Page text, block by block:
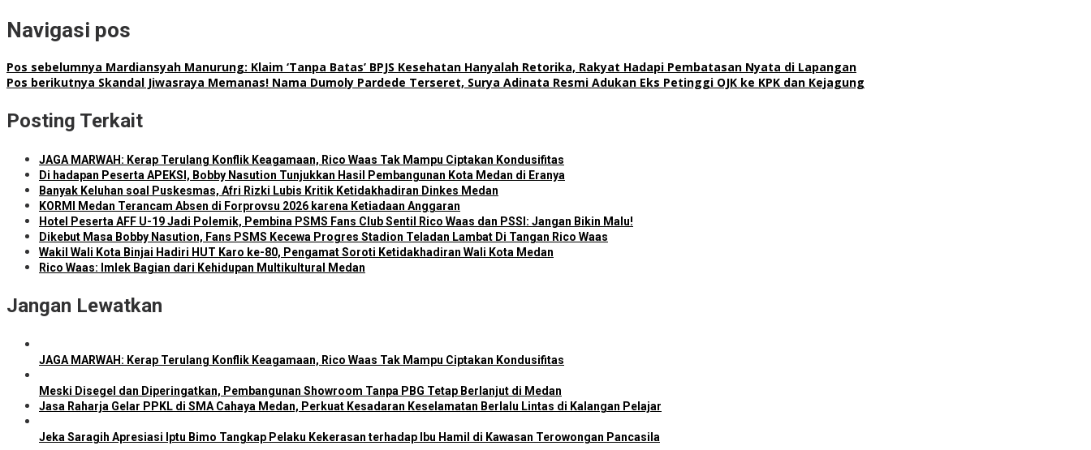
Navigasi pos
Pos sebelumnya Mardiansyah Manurung: Klaim ‘Tanpa Batas’ BPJS Kesehatan Hanyalah Retorika, Rakyat Hadapi Pembatasan Nyata di Lapangan
Pos berikutnya Skandal Jiwasraya Memanas! Nama Dumoly Pardede Terseret, Surya Adinata Resmi Adukan Eks Petinggi OJK ke KPK dan Kejagung
Posting Terkait
JAGA MARWAH: Kerap Terulang Konflik Keagamaan, Rico Waas Tak Mampu Ciptakan Kondusifitas
Di hadapan Peserta APEKSI, Bobby Nasution Tunjukkan Hasil Pembangunan Kota Medan di Eranya
Banyak Keluhan soal Puskesmas, Afri Rizki Lubis Kritik Ketidakhadiran Dinkes Medan
KORMI Medan Terancam Absen di Forprovsu 2026 karena Ketiadaan Anggaran
Hotel Peserta AFF U-19 Jadi Polemik, Pembina PSMS Fans Club Sentil Rico Waas dan PSSI: Jangan Bikin Malu!
Dikebut Masa Bobby Nasution, Fans PSMS Kecewa Progres Stadion Teladan Lambat Di Tangan Rico Waas
Wakil Wali Kota Binjai Hadiri HUT Karo ke-80, Pengamat Soroti Ketidakhadiran Wali Kota Medan
Rico Waas: Imlek Bagian dari Kehidupan Multikultural Medan
Jangan Lewatkan
JAGA MARWAH: Kerap Terulang Konflik Keagamaan, Rico Waas Tak Mampu Ciptakan Kondusifitas
Meski Disegel dan Diperingatkan, Pembangunan Showroom Tanpa PBG Tetap Berlanjut di Medan
Jasa Raharja Gelar PPKL di SMA Cahaya Medan, Perkuat Kesadaran Keselamatan Berlalu Lintas di Kalangan Pelajar
Jeka Saragih Apresiasi Iptu Bimo Tangkap Pelaku Kekerasan terhadap Ibu Hamil di Kawasan Terowongan Pancasila